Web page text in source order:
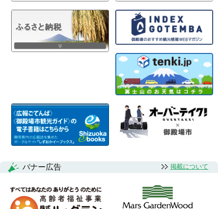
バナー広告 掲載について